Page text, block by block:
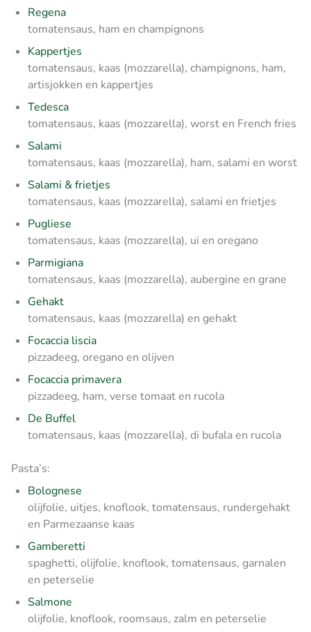
Regena
tomatensaus, ham en champignons
Kappertjes
tomatensaus, kaas (mozzarella), champignons, ham,
artisjokken en kappertjes
Tedesca
tomatensaus, kaas (mozzarella), worst en French fries
Salami
tomatensaus, kaas (mozzarella), ham, salami en worst
Salami & frietjes
tomatensaus, kaas (mozzarella), salami en frietjes
Pugliese
tomatensaus, kaas (mozzarella), ui en oregano
Parmigiana
tomatensaus, kaas (mozzarella), aubergine en grane
Gehakt
tomatensaus, kaas (mozzarella) en gehakt
Focaccia liscia
pizzadeeg, oregano en olijven
Focaccia primavera
pizzadeeg, ham, verse tomaat en rucola
De Buffel
tomatensaus, kaas (mozzarella), di bufala en rucola
Pasta’s:
Bolognese
olijfolie, uitjes, knoflook, tomatensaus, rundergehakt
en Parmezaanse kaas
Gamberetti
spaghetti, olijfolie, knoflook, tomatensaus, garnalen
en peterselie
Salmone
olijfolie, knoflook, roomsaus, zalm en peterselie